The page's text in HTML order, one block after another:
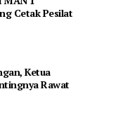
Cetak Pesilat
Ketua
Rawat